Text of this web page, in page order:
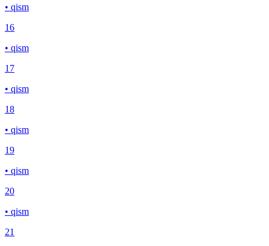
• qism
16
• qism
17
• qism
18
• qism
19
• qism
20
• qism
21